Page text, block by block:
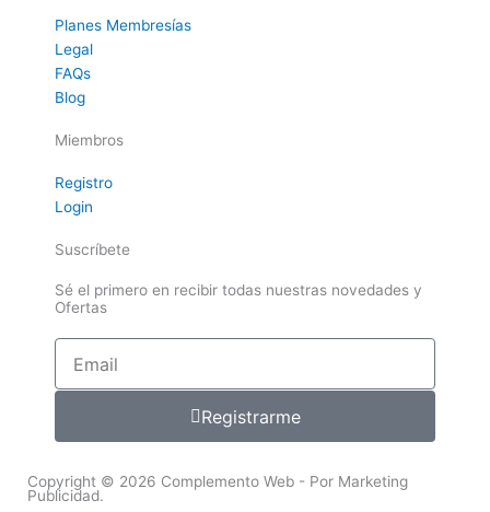
Planes Membresías
Legal
FAQs
Blog
Miembros
Registro
Login
Suscríbete
Sé el primero en recibir todas nuestras novedades y
Ofertas
Registrarme
Copyright © 2026 Complemento Web - Por Marketing
Publicidad.